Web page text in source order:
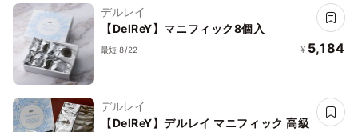
デルレイ
【DelReY】マニフィック8個入
最短 8/22 ¥ 5,184
デルレイ
【DelReY】デルレイ マニフィック 高級